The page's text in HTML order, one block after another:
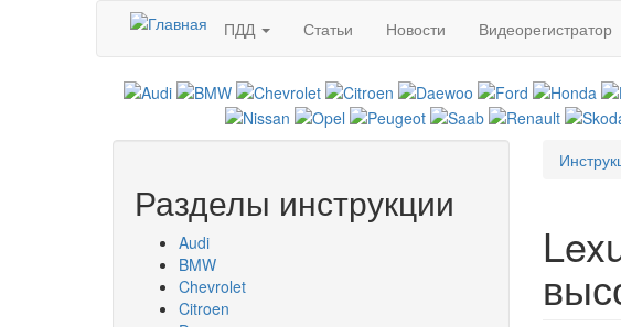
Перейти к основному содержанию
ПДД
Статьи Новости Видеорегистратор
Разделы инструкции
Audi
BMW
Chevrolet
Citroen
Вы